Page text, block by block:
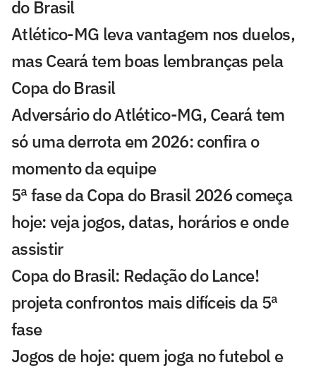
do Brasil
Atlético-MG leva vantagem nos duelos,
mas Ceará tem boas lembranças pela
Copa do Brasil
Adversário do Atlético-MG, Ceará tem
só uma derrota em 2026: confira o
momento da equipe
5ª fase da Copa do Brasil 2026 começa
hoje: veja jogos, datas, horários e onde
assistir
Copa do Brasil: Redação do Lance!
projeta confrontos mais difíceis da 5ª
fase
Jogos de hoje: quem joga no futebol e